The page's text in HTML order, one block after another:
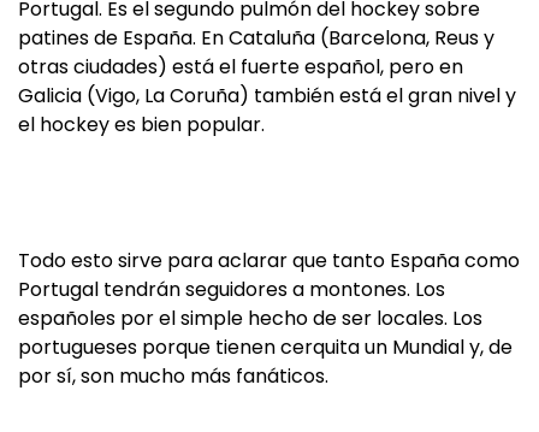
Portugal. Es el segundo pulmón del hockey sobre
patines de España. En Cataluña (Barcelona, Reus y
otras ciudades) está el fuerte español, pero en
Galicia (Vigo, La Coruña) también está el gran nivel y
el hockey es bien popular.
Todo esto sirve para aclarar que tanto España como
Portugal tendrán seguidores a montones. Los
españoles por el simple hecho de ser locales. Los
portugueses porque tienen cerquita un Mundial y, de
por sí, son mucho más fanáticos.